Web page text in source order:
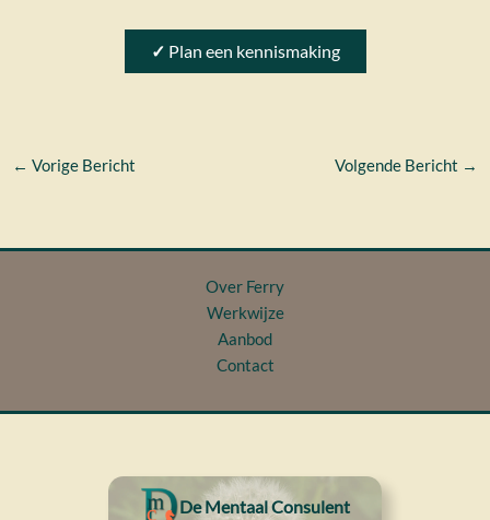
✓ Plan een kennismaking
← Vorige Bericht Volgende Bericht →
Over Ferry
Werkwijze
Aanbod
Contact
De Mentaal Consulent